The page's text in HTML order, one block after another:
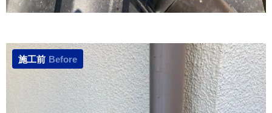
施工前 Before